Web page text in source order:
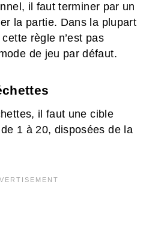
il faut terminer par un
la partie. Dans la plupart
règle n’est pas
de jeu par défaut.
il faut une cible
1 à 20, disposées de la